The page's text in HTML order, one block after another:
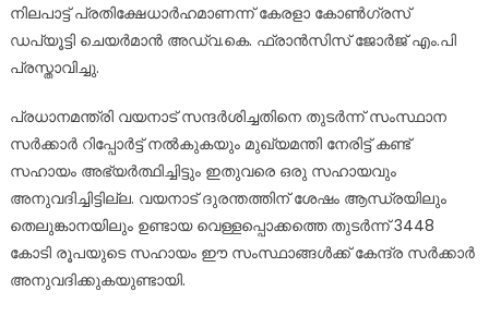
നിലപാട്ട് പ്രതിക്ഷേധാർഹമാണന്ന് കേരളാ കോൺഗ്രസ്
ഡപ്യൂട്ടി ചെയർമാൻ അഡ്വ.കെ. ഫ്രാൻസിസ് ജോർജ് എം.പി
പ്രസ്താവിച്ചു.
പ്രധാനമന്ത്രി വയനാട് സന്ദർശിച്ചതിനെ തുടർന്ന് സംസ്ഥാന
സർക്കാർ റിപ്പോർട്ട് നൽകുകയും മുഖ്യമന്തി നേരിട്ട് കണ്ട്
സഹായം അഭ്യർത്ഥിച്ചിട്ടും ഇതുവരെ ഒരു സഹായവും
അനുവദിച്ചിട്ടില്ല. വയനാട് ദുരന്തത്തിന് ശേഷം ആന്ധ്രയിലും
തെലുങ്കാനയിലും ഉണ്ടായ വെള്ളപ്പൊക്കത്തെ തുടർന്ന് 3448
കോടി രൂപയുടെ സഹായം ഈ സംസ്ഥാങ്ങൾക്ക് കേന്ദ്ര സർക്കാർ
അനുവദിക്കുകയുണ്ടായി.